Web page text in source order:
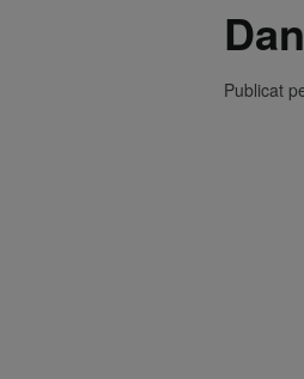
Publicat